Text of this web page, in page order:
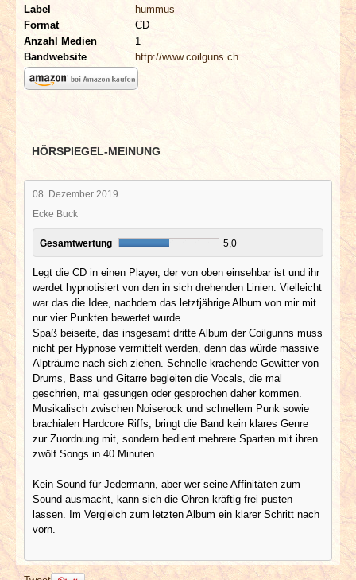
ARCHIV
Label
hummus
Format
CD
Anzahl Medien
1
Bandwebsite
http://www.coilguns.ch
HÖRSPIEGEL-MEINUNG
08. Dezember 2019
Ecke Buck
Gesamtwertung 5,0
Legt die CD in einen Player, der von oben einsehbar ist und ihr
werdet hypnotisiert von den in sich drehenden Linien. Vielleicht
war das die Idee, nachdem das letztjährige Album von mir mit
nur vier Punkten bewertet wurde.
Spaß beiseite, das insgesamt dritte Album der Coilgunns muss
nicht per Hypnose vermittelt werden, denn das würde massive
Alpträume nach sich ziehen. Schnelle krachende Gewitter von
Drums, Bass und Gitarre begleiten die Vocals, die mal
geschrien, mal gesungen oder gesprochen daher kommen.
Musikalisch zwischen Noiserock und schnellem Punk sowie
brachialen Hardcore Riffs, bringt die Band kein klares Genre
zur Zuordnung mit, sondern bedient mehrere Sparten mit ihren
zwölf Songs in 40 Minuten.
Kein Sound für Jedermann, aber wer seine Affinitäten zum
Sound ausmacht, kann sich die Ohren kräftig frei pusten
lassen. Im Vergleich zum letzten Album ein klarer Schritt nach
vorn.